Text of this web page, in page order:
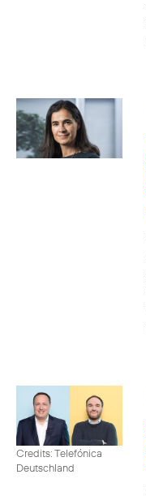
Credits: Telefónica
Deutschland